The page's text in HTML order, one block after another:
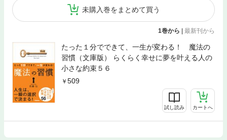
未購入巻をまとめて買う
1巻から | 最新刊から
たった１分でできて、一生が変わる！ 魔法の
習慣（文庫版） らくらく幸せに夢を叶える人の
小さな約束５６
509
試し読み カートへ